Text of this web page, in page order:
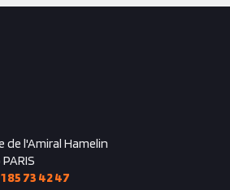
de l'Amiral Hamelin
PARIS